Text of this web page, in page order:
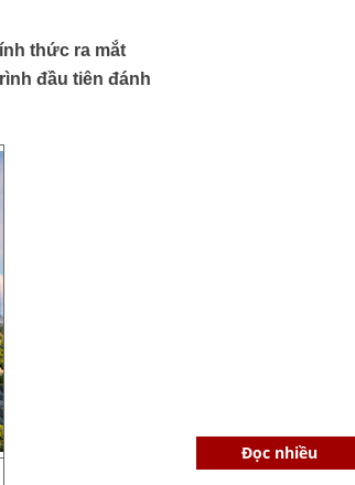
thức ra mắt
đầu tiên đánh
Đọc nhiều